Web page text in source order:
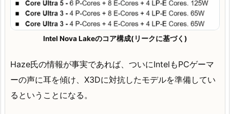
Intel Nova Lakeのコア構成(リークに基づく)
Haze氏の情報が事実であれば、ついにIntelもPCゲーマ
ーの声に耳を傾け、X3Dに対抗したモデルを準備してい
るということになる。